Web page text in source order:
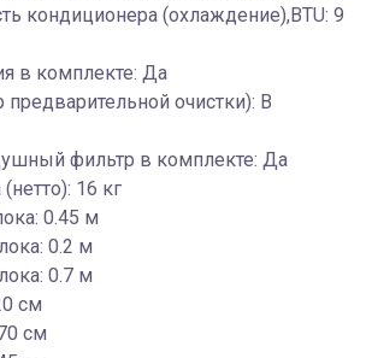
кондиционера (охлаждение),BTU: 9
в комплекте: Да
предварительной очистки): В
фильтр в комплекте: Да
16 кг
0.45 м
0.2 м
0.7 м
см
см